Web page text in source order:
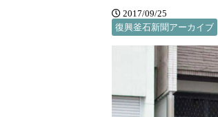
2017/09/25
復興釜石新聞アーカイブ